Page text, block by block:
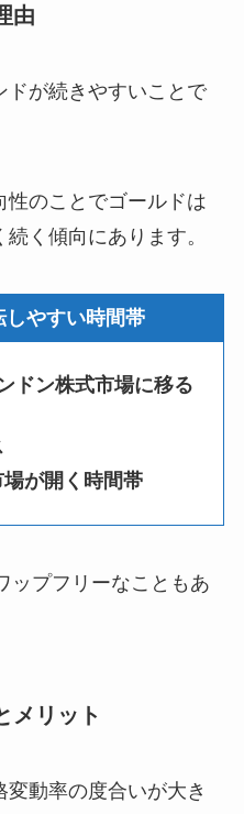
由
ドが続きやすいことで
性のことでゴールドは
く傾向にあります。
しやすい時間帯
ドン株式市場に移る
が開く時間帯
ップフリーなこともあ
メリット
動率の度合いが大き